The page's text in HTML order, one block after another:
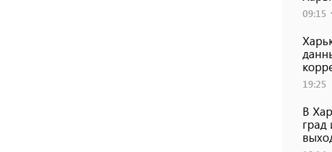
09:15
19:25
В
град